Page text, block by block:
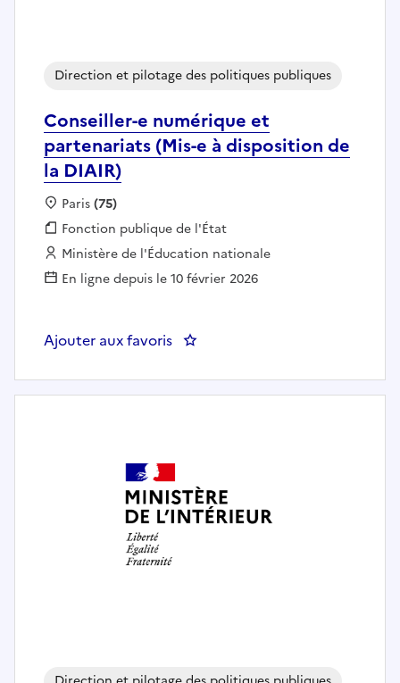
Conseiller-e numérique et
partenariats (Mis-e à disposition de
la DIAIR)
Direction et pilotage des politiques publiques
Localisation :
Paris(75)
Fonction publique :
Fonction publique de l'État
Employeur :
Ministère de l'Éducation nationale
En ligne depuis le 10 février 2026
Ajouter aux favoris : Conseiller-e numérique et